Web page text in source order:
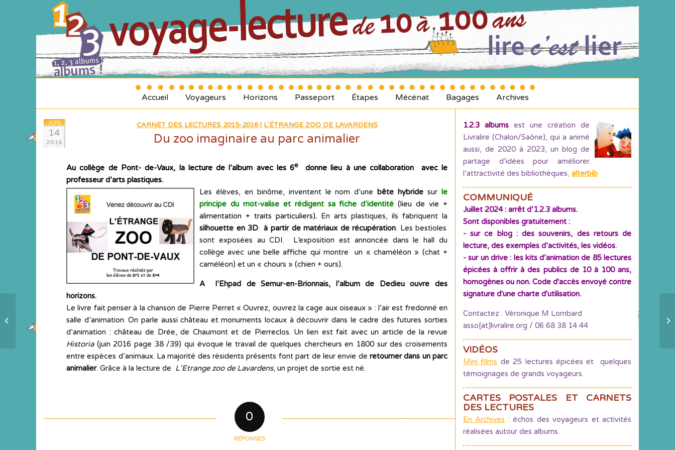
Accueil Voyageurs Horizons Passeport Étapes Mécénat Bagages Archives
JUIN
14
2016
CARNET DES LECTURES 2015-2016| L'ÉTRANGE ZOO DE LAVARDENS
Du zoo imaginaire au parc animalier
Au collège de Pont- de-Vaux, la lecture de l’album avec les 6edonne lieu à une collaboration avec le
professeur d’arts plastiques.
Les élèves, en binôme, inventent le nom d’unebête hybride surle
principe du mot-valise et rédigent sa fiche d’identité(lieu de vie +
alimentation + traits particuliers). En arts plastiques, ils fabriquent la
silhouette en 3D à partir de matériaux de récupération. Les bestioles
sont exposées au CDI. L’exposition est annoncée dans le hall du
collège avec une belle affiche qui montre un « chaméléon » (chat +
caméléon) et un « chours » (chien + ours).
A l’Ehpad de Semur-en-Brionnais, l’album de Dedieu ouvre des
horizons.
Le livre fait penser à la chanson de Pierre Perret « Ouvrez, ouvrez la cage aux oiseaux » : l’air est fredonné en
salle d’animation. On parle aussi château et monuments locaux à découvrir dans le cadre des futures sorties
d’animation : château de Drée, de Chaumont et de Pierreclos. Un lien est fait avec un article de la revue
Historia (juin 2016 page 38 /39) qui évoque le travail de quelques chercheurs en 1800 sur des croisements
entre espèces d’animaux. La majorité des résidents présents font part de leur envie de retourner dans un parc
animalier. Grâce à la lecture de L’Etrange zoo de Lavardens, un projet de sortie est né.
0
RÉPONSES
1.2.3 albums est une création de
Livralire (Chalon/Saône), qui a animé
aussi, de 2020 à 2023, un blog de
partage d’idées pour améliorer
l’attractivité des bibliothèques, alterbib
COMMUNIQUÉ
Juillet 2024 : arrêt d’1.2.3 albums.
Sont disponibles gratuitement :
- sur ce blog : des souvenirs, des retours de
lecture, des exemples d’activités, les vidéos.
- sur un drive : les kits d’animation de 85 lectures
épicées à offrir à des publics de 10 à 100 ans,
homogènes ou non. Code d'accès envoyé contre
signature d'une charte d'utilisation.
Contactez : Véronique M Lombard
asso[at]livralire.org / 06 68 38 14 44
VIDÉOS
Mini films de 25 lectures épicées et quelques
témoignages de grands voyageurs.
CARTES POSTALES ET CARNETS
DES LECTURES
En Archives : échos des voyageurs et activités
réalisées autour des albums.
Les préférés du 10e voyage-
lecture intergénérationnel